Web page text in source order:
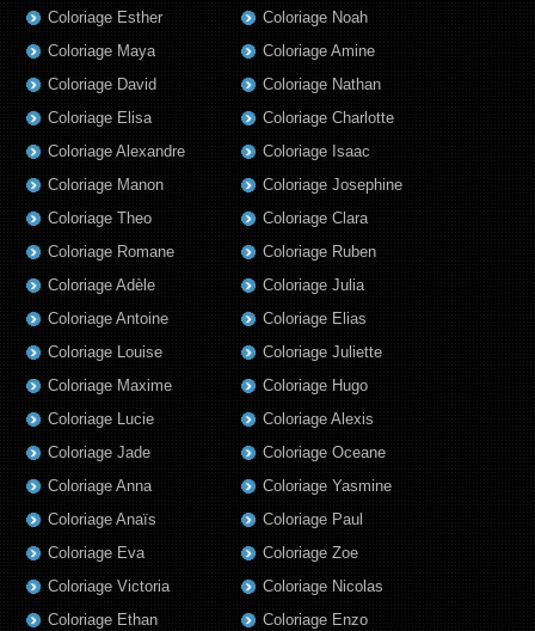
Coloriage Esther
Coloriage Maya
Coloriage David
Coloriage Elisa
Coloriage Alexandre
Coloriage Manon
Coloriage Theo
Coloriage Romane
Coloriage Adèle
Coloriage Antoine
Coloriage Louise
Coloriage Maxime
Coloriage Lucie
Coloriage Jade
Coloriage Anna
Coloriage Anaïs
Coloriage Eva
Coloriage Victoria
Coloriage Ethan
Coloriage Noah
Coloriage Amine
Coloriage Nathan
Coloriage Charlotte
Coloriage Isaac
Coloriage Josephine
Coloriage Clara
Coloriage Ruben
Coloriage Julia
Coloriage Elias
Coloriage Juliette
Coloriage Hugo
Coloriage Alexis
Coloriage Oceane
Coloriage Yasmine
Coloriage Paul
Coloriage Zoe
Coloriage Nicolas
Coloriage Enzo